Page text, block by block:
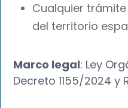
Cualquier
del territorio
Marco legal: Ley
Decreto 1155/2024 y